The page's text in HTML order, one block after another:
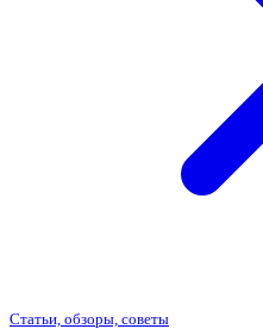
Статьи, обзоры, советы